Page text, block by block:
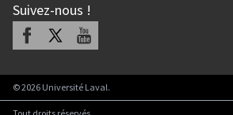
Suivez-nous !
Facebook Youtube
©2026 Université Laval.